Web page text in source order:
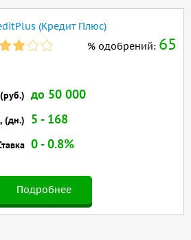
(Кредит Плюс)
% одобрений: 65
Подробнее
до 50 000
(дн.) 5 - 168
0 - 0.8%